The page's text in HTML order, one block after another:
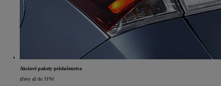
Akciové pakety príslušenstva
zľavy až do 31%!